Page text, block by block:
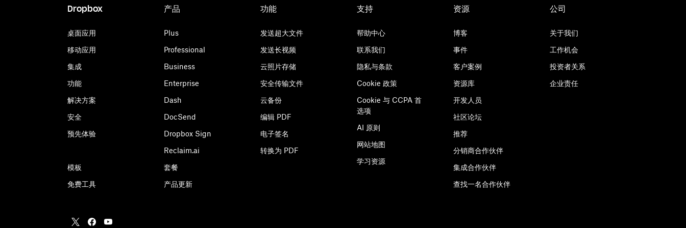
Dropbox
桌面应用
移动应用
集成
功能
解决方案
安全
预先体验
模板
免费工具
产品
Plus
Professional
Business
Enterprise
Dash
DocSend
Dropbox Sign
Reclaim.ai
套餐
产品更新
功能
发送超大文件
发送长视频
云照片存储
安全传输文件
云备份
编辑 PDF
电子签名
转换为 PDF
支持
帮助中心
联系我们
隐私与条款
Cookie 政策
Cookie 与 CCPA 首
选项
AI 原则
网站地图
学习资源
资源
博客
事件
客户案例
资源库
开发人员
社区论坛
推荐
分销商合作伙伴
集成合作伙伴
查找一名合作伙伴
公司
关于我们
工作机会
投资者关系
企业责任